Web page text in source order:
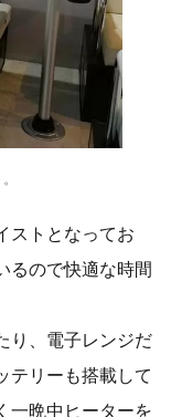
ストとなってお
るので快適な時間
り、電子レンジだ
テリーも搭載して
一晩中ヒーターを